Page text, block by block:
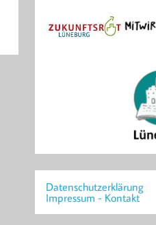
Datenschutzerklärung
Impressum - Kontakt